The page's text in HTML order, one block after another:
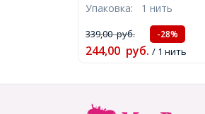
около 28шт/19см/нить,
(УТ000004011)
Упаковка: 1 нить
339,00руб. -28%
244,00 руб. / 1 нить